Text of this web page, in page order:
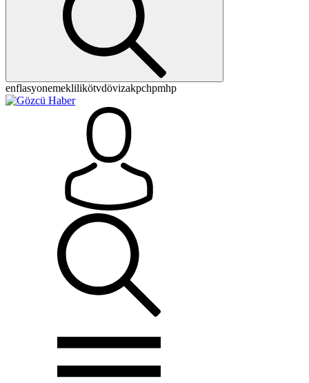
enflasyonemeklilikötvdövizakpchpmhp